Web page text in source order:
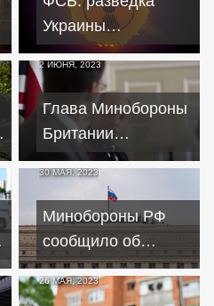
Украины
планировала
совершить теракт с
"грязной бомбой"
2 ИЮНЯ, 2023
Глава Минобороны
Британии
предположил, что
Украина захватит
Крым в 2023 год
30 МАЯ, 2023
Минобороны РФ
сообщило об
ударах по центрам
принятия решений
26 МАЯ, 2023